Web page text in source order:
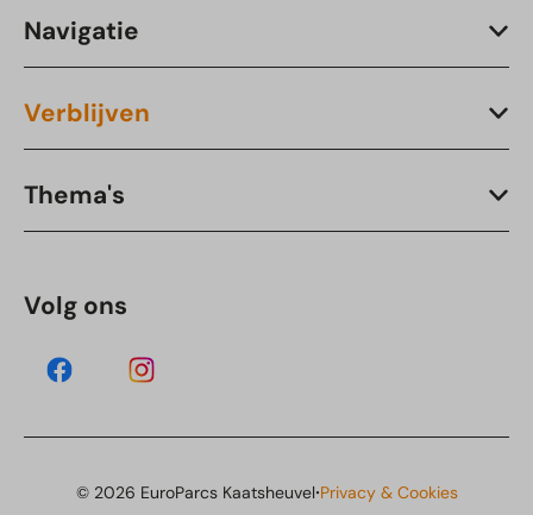
Navigatie
Verblijven
Thema's
Volg ons
© 2026 EuroParcs Kaatsheuvel·Privacy & Cookies